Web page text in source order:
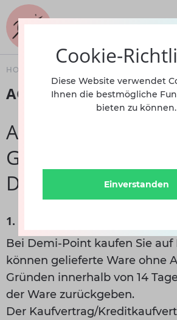
HOME
AGB
Allgemeine
Demi-Point
1. Kauf auf Probe
Bei Demi-Point kaufen Sie auf
können gelieferte Ware ohne
Gründen innerhalb von 14
der Ware zurückgeben.
Der Kaufvertrag/
Cookie-
Diese Website verwendet
Ihnen die bestmögliche
bieten zu können.
Einverstanden